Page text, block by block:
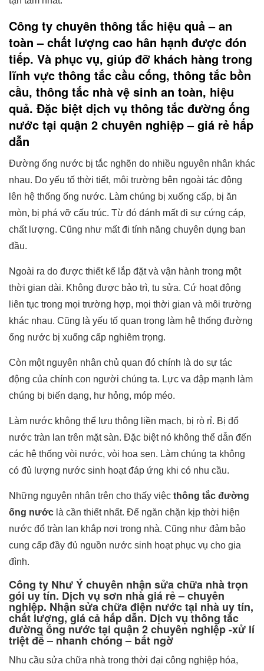
Công ty chuyên thông tắc hiệu quả – an
toàn – chất lượng cao hân hạnh được đón
tiếp. Và phục vụ, giúp đỡ khách hàng trong
lĩnh vực thông tắc cầu cống, thông tắc bồn
cầu, thông tắc nhà vệ sinh an toàn, hiệu
quả. Đặc biệt dịch vụ thông tắc đường ống
nước tại quận 2 chuyên nghiệp – giá rẻ hấp
dẫn
Đường ống nước bị tắc nghẽn do nhiều nguyên nhân khác
nhau. Do yếu tố thời tiết, môi trường bên ngoài tác động
lên hệ thống ống nước. Làm chúng bị xuống cấp, bị ăn
mòn, bị phá vỡ cấu trúc. Từ đó đánh mất đi sự cứng cáp,
chất lượng. Cũng như mất đi tính năng chuyên dụng ban
đầu.
Ngoài ra do được thiết kế lắp đặt và vận hành trong một
thời gian dài. Không được bảo trì, tu sửa. Cứ hoạt động
liên tục trong mọi trường hợp, mọi thời gian và môi trường
khác nhau. Cũng là yếu tố quan trọng làm hệ thống đường
ống nước bị xuống cấp nghiêm trọng.
Còn một nguyên nhân chủ quan đó chính là do sự tác
động của chính con người chúng ta. Lực va đập mạnh làm
chúng bị biến dạng, hư hỏng, móp méo.
Làm nước không thể lưu thông liền mạch, bị rò rỉ. Bị đổ
nước tràn lan trên mặt sàn. Đặc biệt nó không thể dẫn đến
các hệ thống vòi nước, vòi hoa sen. Làm chúng ta không
có đủ lượng nước sinh hoạt đáp ứng khi có nhu cầu.
Những nguyên nhân trên cho thấy việc thông tắc đường
ống nước là cần thiết nhất. Để ngăn chặn kịp thời hiện
nước đổ tràn lan khắp nơi trong nhà. Cũng như đảm bảo
cung cấp đầy đủ nguồn nước sinh hoạt phục vụ cho gia
đình.
Công ty Như Ý chuyên nhận sửa chữa nhà trọn
gói uy tín. Dịch vụ sơn nhà giá rẻ – chuyên
nghiệp. Nhận sửa chữa điện nước tại nhà uy tín,
chất lượng, giá cả hấp dẫn. Dịch vụ thông tắc
đường ống nước tại quận 2 chuyên nghiệp -xử lí
triệt để – nhanh chóng – bất ngờ
Nhu cầu sửa chữa nhà trong thời đại công nghiệp hóa,